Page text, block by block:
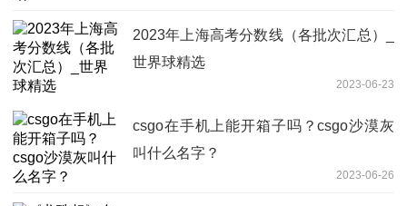
2023年上海高考分数线（各批次汇总）_
世界球精选
2023-06-23
csgo在手机上能开箱子吗？csgo沙漠灰
叫什么名字？
2023-06-26